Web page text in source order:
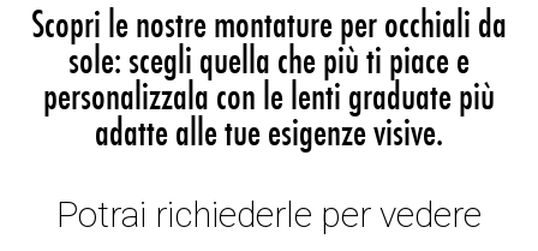
Scopri le nostre montature per occhiali da
sole: scegli quella che più ti piace e
personalizzala con le lenti graduate più
adatte alle tue esigenze visive.
Potrai richiederle per vedere